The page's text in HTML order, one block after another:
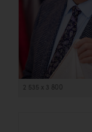
2 535 x 3 800